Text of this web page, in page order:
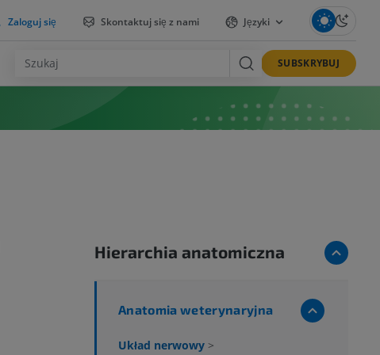
Zaloguj się Skontaktuj się z nami Języki
SUBSKRYBUJ
Hierarchia anatomiczna
Anatomia weterynaryjna
Układ nerwowy >